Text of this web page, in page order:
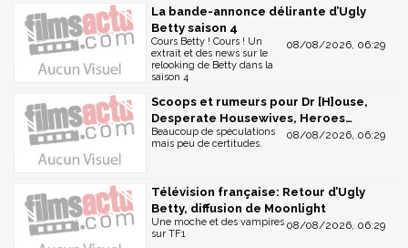
La bande-annonce délirante d’Ugly
Betty saison 4
08/08/2026, 06:29
Cours Betty ! Cours ! Un
extrait et des news sur le
relooking de Betty dans la
saison 4
Scoops et rumeurs pour Dr [H]ouse,
Desperate Housewives, Heroes…
08/08/2026, 06:29
Beaucoup de spéculations
mais peu de certitudes.
Télévision française: Retour d’Ugly
Betty, diffusion de Moonlight
08/08/2026, 06:29
Une moche et des vampires
sur TF1